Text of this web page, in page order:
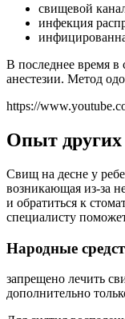
свищевой
инфекция
В последнее время в
анестезии. Метод
https://
Опыт
Свищ на десне у
возникающая из-за
и обратиться к
специалисту
Народные
запрещено лечить
дополнительно